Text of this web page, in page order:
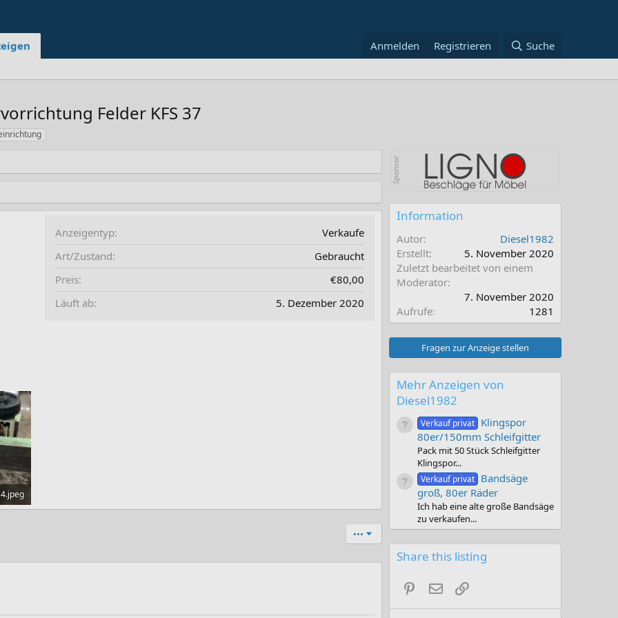
Anmelden Registrieren Suche
Felder KFS 37
Anzeigentyp
Verkaufe
Art/Zustand
Gebraucht
Preis
€80,00
Läuft ab
5. Dezember 2020
•••
Information
Autor
Diesel1982
Erstellt
5. November 2020
Zuletzt bearbeitet von einem
Moderator
7. November 2020
Aufrufe
1281
Fragen zur Anzeige stellen
Mehr Anzeigen von
Diesel1982
Verkauf privat Klingspor
80er/150mm Schleifgitter
Pack mit 50 Stück Schleifgitter
Klingspor...
Verkauf privat Bandsäge
groß, 80er Räder
Ich hab eine alte große Bandsäge
zu verkaufen...
Share this listing
PinterestE-Mail